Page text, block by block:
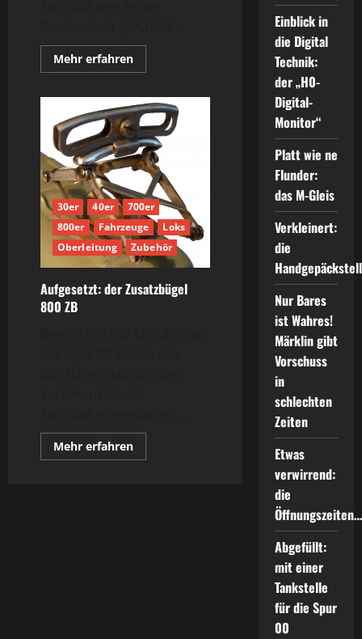
Mehr erfahrenMehr
Informationen
die
Mastverlängerung
407
MV
30er 40er
700er
800er
Fahrzeuge
Loks
Oberleitung
Zubehör
Aufgesetzt: der Zusatzbügel
800 ZB
Mehr erfahrenMehr
Informationen
Einblick in
die Digital
Technik:
der „H0-
Digital-
Monitor“
Platt wie ne
Flunder:
das M-Gleis
Verkleinert:
die
Nur Bares
ist Wahres!
Märklin gibt
Vorschuss
in
schlechten
Zeiten
Etwas
verwirrend:
die
Öffnungszeiten…
Abgefüllt:
mit einer
Tankstelle
für die Spur
00